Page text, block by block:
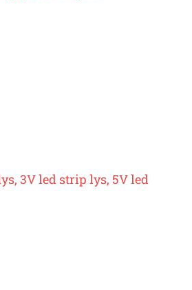
3V led strip lys, 5V led